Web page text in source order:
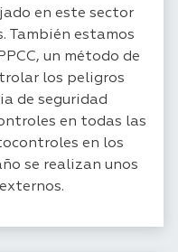
en este sector
También estamos
un método de
los peligros
de seguridad
en todas las
en los
se realizan unos